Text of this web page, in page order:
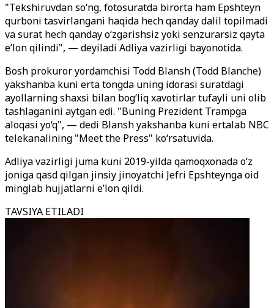
"Tekshiruvdan so‘ng, fotosuratda birorta ham Epshteyn
qurboni tasvirlangani haqida hech qanday dalil topilmadi
va surat hech qanday o‘zgarishsiz yoki senzurarsiz qayta
e’lon qilindi", — deyiladi Adliya vazirligi bayonotida.
Bosh prokuror yordamchisi Todd Blansh (Todd Blanche)
yakshanba kuni erta tongda uning idorasi suratdagi
ayollarning shaxsi bilan bog‘liq xavotirlar tufayli uni olib
tashlaganini aytgan edi. "Buning Prezident Trampga
aloqasi yo‘q", — dedi Blansh yakshanba kuni ertalab NBC
telekanalining "Meet the Press" ko‘rsatuvida.
Adliya vazirligi juma kuni 2019-yilda qamoqxonada o‘z
joniga qasd qilgan jinsiy jinoyatchi Jefri Epshteynga oid
minglab hujjatlarni e’lon qildi.
TAVSIYA ETILADI